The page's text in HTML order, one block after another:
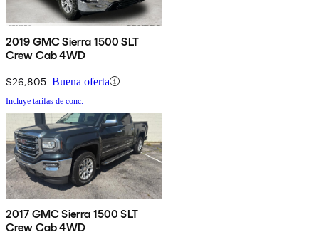
2019 GMC Sierra 1500 SLT
Crew Cab 4WD
$26,805 Buena oferta
Incluye tarifas de conc.
2017 GMC Sierra 1500 SLT
Crew Cab 4WD